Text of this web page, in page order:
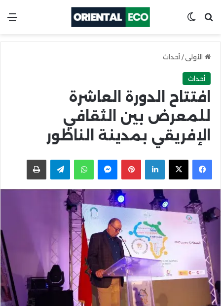
ابحث عنSwitch skin
الأولى / أحداث
أحداث
افتتاح الدورة العاشرة
للمعرض بين الثقافي
الإفريقي بمدينة الناظور
Facebook
X
LinkedIn
Pinterest
Messenger
WhatsApp
Telegramاطبعها